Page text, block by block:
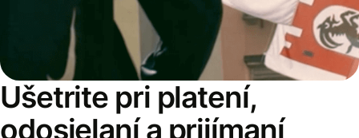
Ušetrite pri platení,
odosielaní a prijímaní